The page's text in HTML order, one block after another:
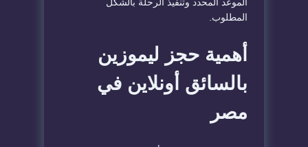
المطلوب.
أهمية حجز ليموزين
بالسائق أونلاين في
مصر